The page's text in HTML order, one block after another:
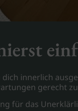
innerlich
gerecht
für das